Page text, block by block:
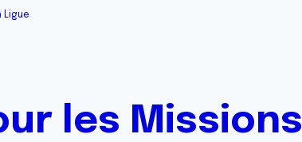
Ligue
les Missions